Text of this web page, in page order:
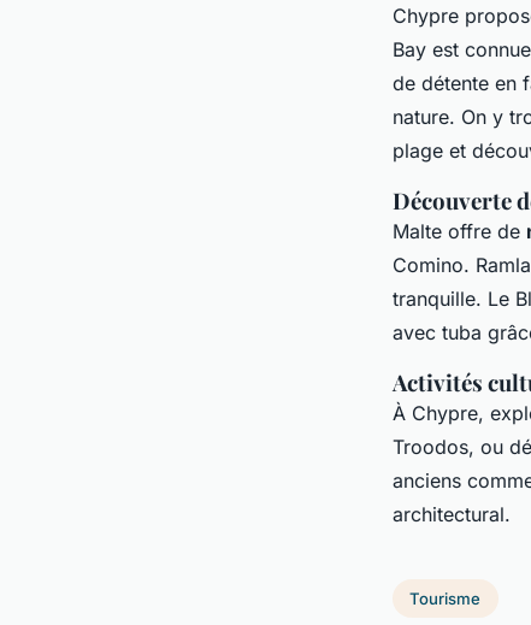
Chypre
Bay est
de détente en
nature. On y
plage et
Découverte
Malte offre de
Comino.
tranquille. Le
avec tuba
Activités
À Chypre,
Troodos, ou
anciens
architectural.
Tourisme